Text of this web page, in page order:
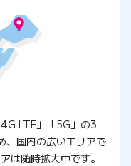
LTE」「5G」の3
、国内の広いエリアで
は随時拡大中です。